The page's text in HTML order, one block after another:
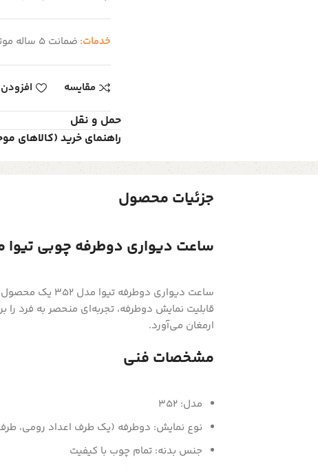
خدمات: ضمانت 5 ساله موتور، تحویل دو هفته کاری
مقایسه
حمل و نقل
راهنمای خرید (کالاهای
جزئیات محصول
ساعت دیواری دوطرفه چوبی تیوا
ساعت دیواری
قابلیت نمایش دوطرفه، تجربه‌ای منحصر به فرد را
ارمغان می‌آورد.
مشخصات فنی
مدل: 352
نوع نمایش: دوطرفه (یک طرف اعداد رومی،
جنس بدنه: تمام چوب با کیفیت